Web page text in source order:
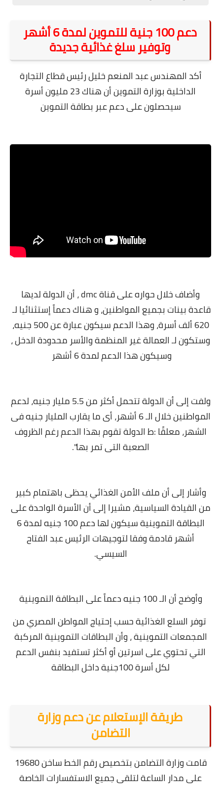
حماية
أخبار وتكنولوجيا
أدوات كهربائية
قوالب وشروحات بلوجر
كوميدي
دعم 100 جنية للتموين لمدة 6 أشهر
وتوفير سلغ غذائية جديدة
أكد المهندس عبد المنعم خليل رئيس قطاع التجارة
الداخلية بوزارة التموين أن هناك 23 مليون أسرة
سيحصلون على دعم عبر بطاقة التموين
وأضاف خلال حواره على قناة dmc ، أن الدولة لديها
قاعدة بينات بجميع المواطنين، و هناك دعماً إستثنائيا لـ
620 ألف أسرة، وهذا الدعم سيكون عبارة عن 500 جنيه،
وستكون لـ العمالة غير المنظمة والأسر محدودة الدخل ،
وسيكون هذا الدعم لمدة 6 أشهر
ولفت إلى أن الدولة تتحمل أكثر من 5.5 مليار جنيه، لدعم
المواطنين خلال الـ 6 أشهر، أى ما يقارب المليار جنيه فى
الشهر، معلقًا :ط الدولة تقوم بهذا الدعم رغم الظروف
الصعبة التى تمر بها".
وأشار إلى أن ملف الأمن الغذائي يحظى باهتمام كبير
من القيادة السياسية، مشيرا إلى أن الأسرة الواحدة على
البطاقة التموينية سيكون لها دعم 100 جنيه لمدة 6
أشهر قادمة وفقا لتوجيهات الرئيس عبد الفتاح
السيسي.
وأوضح أن الـ 100 جنيه دعماً على البطاقة التموينية
توفر السلع الغذائية حسب إحتياج المواطن المصري من
المجمعات التموينية ، وأن البطاقات التموينية المركبة
التي تحتوي على اسرتين أو أكثر تستفيد بنفس الدعم
لكل أسرة 100جنية داخل البطاقة
طريقة الإستعلام عن دعم وزارة
التضامن
قامت وزارة التضامن بتخصيص رقم الخط ساخن 19680
على مدار الساعة لتلقى جميع الاستفسارات الخاصة